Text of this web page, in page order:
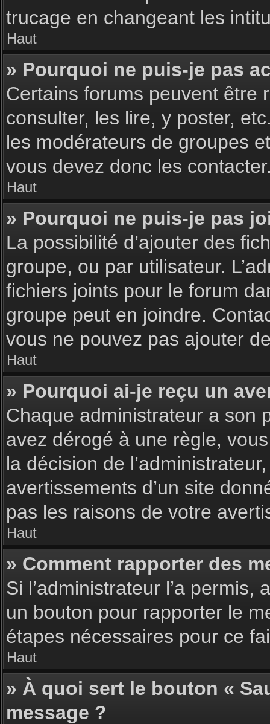
trucage en changeant les
Haut
» Pourquoi ne puis-je pas
Certains forums peuvent être
consulter, les lire, y poster,
les modérateurs de groupes
vous devez donc les
Haut
» Pourquoi ne puis-je pas
La possibilité d’ajouter des
groupe, ou par utilisateur.
fichiers joints pour le forum
groupe peut en joindre.
vous ne pouvez pas ajouter
Haut
» Pourquoi ai-je reçu un
Chaque administrateur a son
avez dérogé à une règle,
la décision de
avertissements d’un site
pas les raisons de votre
Haut
» Comment rapporter des
Si l’administrateur l’a
un bouton pour rapporter le
étapes nécessaires pour ce
Haut
» À quoi sert le bouton «
message ?